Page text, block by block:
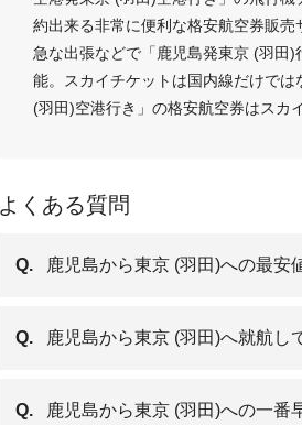
約出来る非常に便利な格安航空券販売
急な出張などで「鹿児島発東京 (羽田
能。スカイチケットは国内線だけで
(羽田)空港行き」の格安航空券はスカ
よくある質問
Q. 鹿児島から東京 (羽田)への最安
Q. 鹿児島から東京 (羽田)へ就航し
Q. 鹿児島から東京 (羽田)への一番